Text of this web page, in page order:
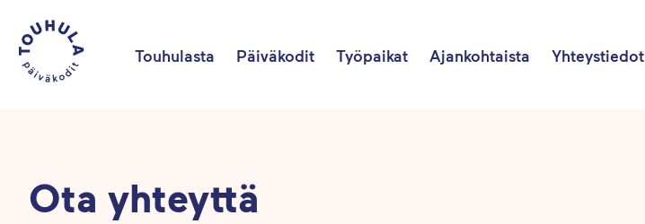
Touhulasta Päiväkodit Työpaikat Ajankohtaista Yhteystiedot
Ota yhteyttä